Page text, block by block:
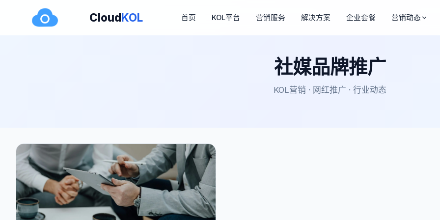
CloudKOL 首页 KOL平台 营销服务 解决方案 企业套餐 营销动态
社媒品牌推广
KOL营销 · 网红推广 · 行业动态